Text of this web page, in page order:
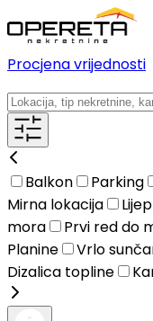
Procjena vrijednosti
Balkon Parking
Mirna lokacija
mora
Prvi red do
Planine
Vrlo
Dizalica topline